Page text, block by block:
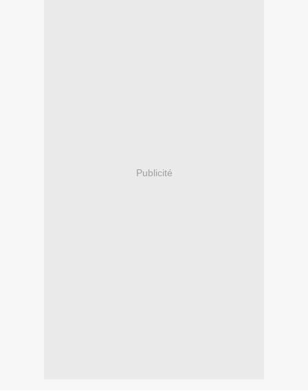
Publicité